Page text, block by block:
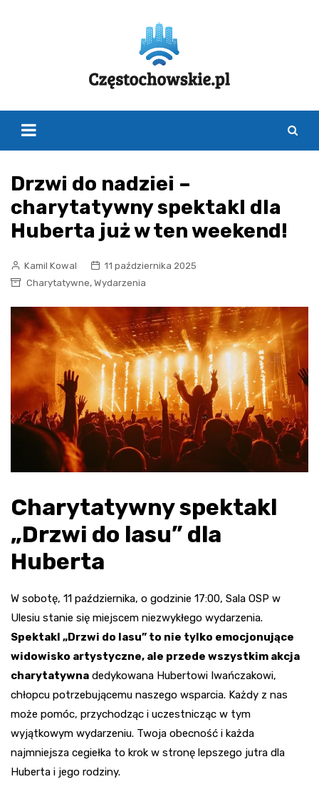
Drzwi do nadziei –
charytatywny spektakl dla
Huberta już w ten weekend!
Kamil Kowal
11 października 2025
Charytatywne, Wydarzenia
Charytatywny spektakl
„Drzwi do lasu” dla
Huberta
W sobotę, 11 października, o godzinie 17:00, Sala OSP w
Ulesiu stanie się miejscem niezwykłego wydarzenia.
Spektakl „Drzwi do lasu” to nie tylko emocjonujące
widowisko artystyczne, ale przede wszystkim akcja
charytatywna dedykowana Hubertowi Iwańczakowi,
chłopcu potrzebującemu naszego wsparcia. Każdy z nas
może pomóc, przychodząc i uczestnicząc w tym
wyjątkowym wydarzeniu. Twoja obecność i każda
najmniejsza cegiełka to krok w stronę lepszego jutra dla
Huberta i jego rodziny.